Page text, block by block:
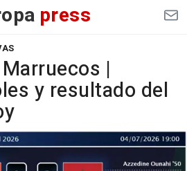
press
|
y resultado del